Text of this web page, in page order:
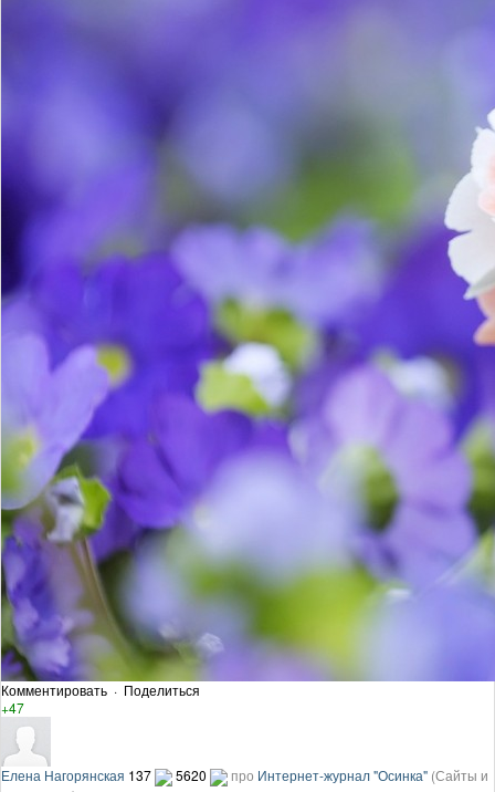
Комментировать · Поделиться
+47
Елена Нагорянская 137 5620 про Интернет-журнал "Осинка" (Сайты и